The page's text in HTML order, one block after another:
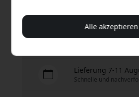
Versand 9.99 EUR
Lieferung 7-11
Schnelle und
Alle akzeptieren